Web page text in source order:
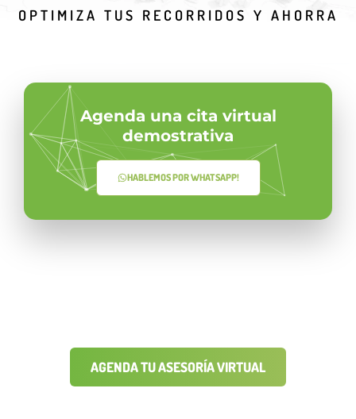
OPTIMIZA TUS RECORRIDOS Y AHORRA
Agenda una cita virtual
demostrativa
HABLEMOS POR WHATSAPP!
AGENDA TU ASESORÍA VIRTUAL